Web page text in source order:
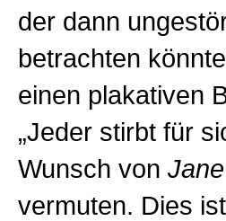
der dann
betrachten
einen plakativen
„Jeder stirbt für
Wunsch von
vermuten. Dies